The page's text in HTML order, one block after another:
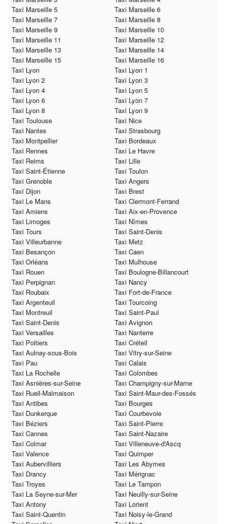
Taxi Marseille 5
Taxi Marseille 6
Taxi Marseille 7
Taxi Marseille 8
Taxi Marseille 9
Taxi Marseille 10
Taxi Marseille 11
Taxi Marseille 12
Taxi Marseille 13
Taxi Marseille 14
Taxi Marseille 15
Taxi Marseille 16
Taxi Lyon
Taxi Lyon 1
Taxi Lyon 2
Taxi Lyon 3
Taxi Lyon 4
Taxi Lyon 5
Taxi Lyon 6
Taxi Lyon 7
Taxi Lyon 8
Taxi Lyon 9
Taxi Toulouse
Taxi Nice
Taxi Nantes
Taxi Strasbourg
Taxi Montpellier
Taxi Bordeaux
Taxi Rennes
Taxi Le Havre
Taxi Reims
Taxi Lille
Taxi Saint-Étienne
Taxi Toulon
Taxi Grenoble
Taxi Angers
Taxi Dijon
Taxi Brest
Taxi Le Mans
Taxi Clermont-Ferrand
Taxi Amiens
Taxi Aix-en-Provence
Taxi Limoges
Taxi Nîmes
Taxi Tours
Taxi Saint-Denis
Taxi Villeurbanne
Taxi Metz
Taxi Besançon
Taxi Caen
Taxi Orléans
Taxi Mulhouse
Taxi Rouen
Taxi Boulogne-Billancourt
Taxi Perpignan
Taxi Nancy
Taxi Roubaix
Taxi Fort-de-France
Taxi Argenteuil
Taxi Tourcoing
Taxi Montreuil
Taxi Saint-Paul
Taxi Saint-Denis
Taxi Avignon
Taxi Versailles
Taxi Nanterre
Taxi Poitiers
Taxi Créteil
Taxi Aulnay-sous-Bois
Taxi Vitry-sur-Seine
Taxi Pau
Taxi Calais
Taxi La Rochelle
Taxi Colombes
Taxi Asnières-sur-Seine
Taxi Champigny-sur-Marne
Taxi Rueil-Malmaison
Taxi Saint-Maur-des-Fossés
Taxi Antibes
Taxi Bourges
Taxi Dunkerque
Taxi Courbevoie
Taxi Béziers
Taxi Saint-Pierre
Taxi Cannes
Taxi Saint-Nazaire
Taxi Colmar
Taxi Villeneuve-d'Ascq
Taxi Valence
Taxi Quimper
Taxi Aubervilliers
Taxi Les Abymes
Taxi Drancy
Taxi Mérignac
Taxi Troyes
Taxi Le Tampon
Taxi La Seyne-sur-Mer
Taxi Neuilly-sur-Seine
Taxi Antony
Taxi Lorient
Taxi Saint-Quentin
Taxi Noisy-le-Grand